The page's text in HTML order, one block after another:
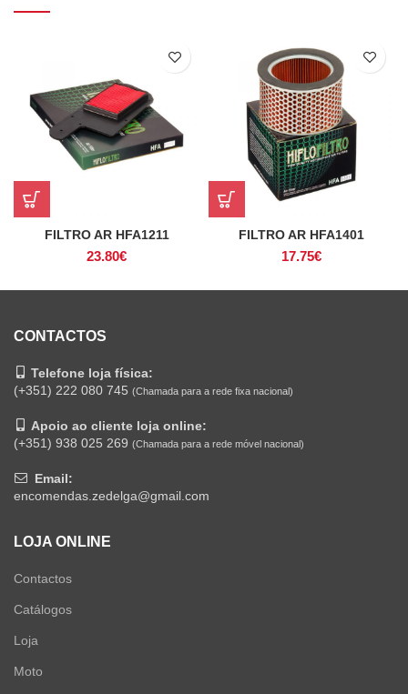
FILTRO AR HFA1211
23.80€
FILTRO AR HFA1401
17.75€
CONTACTOS
Telefone loja física:
(+351) 222 080 745 (Chamada para a rede fixa nacional)
Apoio ao cliente loja online:
(+351) 938 025 269 (Chamada para a rede móvel nacional)
Email:
encomendas.zedelga@gmail.com
LOJA ONLINE
Contactos
Catálogos
Loja
Moto